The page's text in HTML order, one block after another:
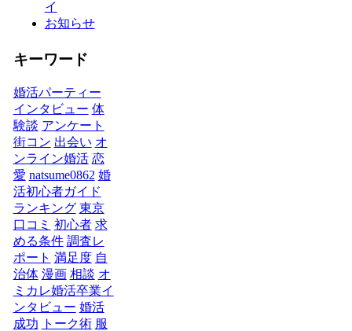
イ
お知らせ
キーワード
婚活パーティー
インタビュー 体
験談 アンケート
街コン 出会い オ
ンライン婚活 恋
愛 natsume0862 婚
活初心者ガイド
ランキング 東京
口コミ 初心者 求
める条件 調査レ
ポート 満足度 自
治体 漫画 相談 オ
ミカレ婚活卒業イ
ンタビュー 婚活
成功
トーク術 服